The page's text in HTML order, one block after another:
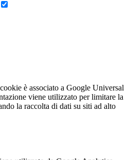
è associato a Google Universal
viene utilizzato per limitare la
la raccolta di dati su siti ad alto